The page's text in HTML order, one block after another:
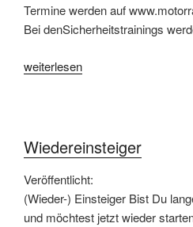
Termine werden auf
Bei denSicherheitstrainings
„Motorrad
weiterlesen
Wiedereinsteiger
Veröffentlicht:
(Wieder-) Einsteiger Bist Du
und möchtest jetzt wieder